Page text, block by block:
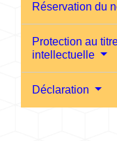
Réservation du
Protection au
intellectuelle
Déclaration